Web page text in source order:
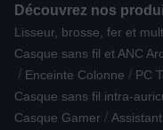
Découvrez nos
Lisseur, brosse, fer et
Casque sans fil et ANC
/ Enceinte Colonne / PC
Casque sans fil intra-
Casque Gamer /